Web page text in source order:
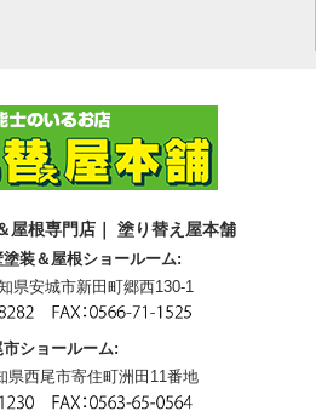
屋根専門店｜ 塗り替え屋本舗
装＆屋根ショールーム:
県安城市新田町郷西130-1
市ショールーム:
県西尾市寄住町洲田11番地